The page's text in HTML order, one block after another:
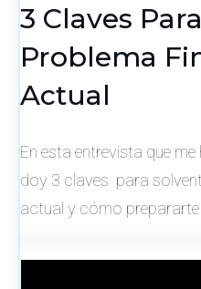
3 Claves
Problema
Actual
En esta entrevista que
doy 3 claves para
actual y cómo